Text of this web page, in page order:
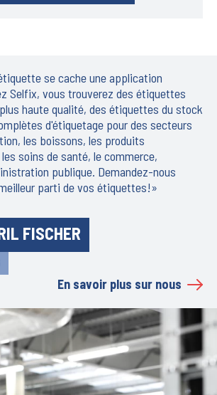
se cache une application
Selfix, vous trouverez des étiquettes
haute qualité, des étiquettes du stock
d'étiquetage pour des secteurs
les boissons, les produits
soins de santé, le commerce,
publique. Demandez-nous
parti de vos étiquettes!»
FISCHER
En savoir plus sur nous